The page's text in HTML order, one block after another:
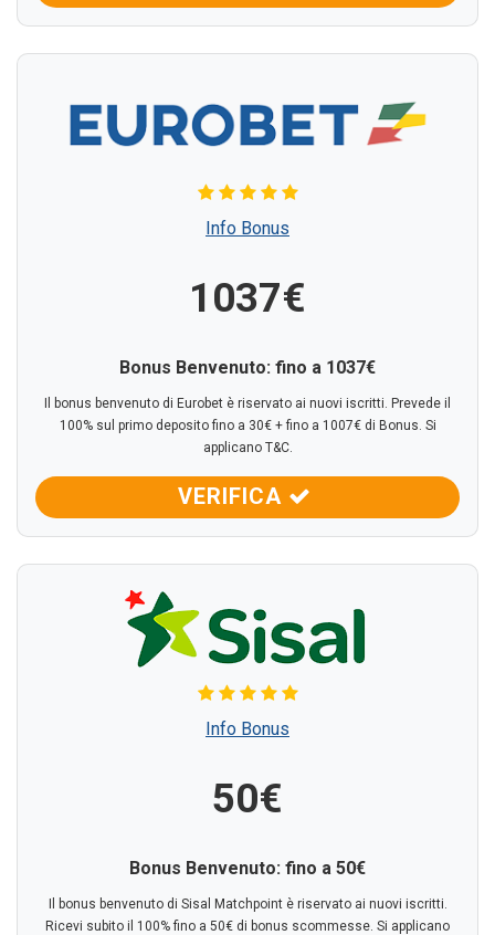
Info Bonus
1037€
Bonus Benvenuto: fino a 1037€
Il bonus benvenuto di Eurobet è riservato ai nuovi iscritti. Prevede il
100% sul primo deposito fino a 30€ + fino a 1007€ di Bonus. Si
applicano T&C.
VERIFICA
Info Bonus
50€
Bonus Benvenuto: fino a 50€
Il bonus benvenuto di Sisal Matchpoint è riservato ai nuovi iscritti.
Ricevi subito il 100% fino a 50€ di bonus scommesse. Si applicano